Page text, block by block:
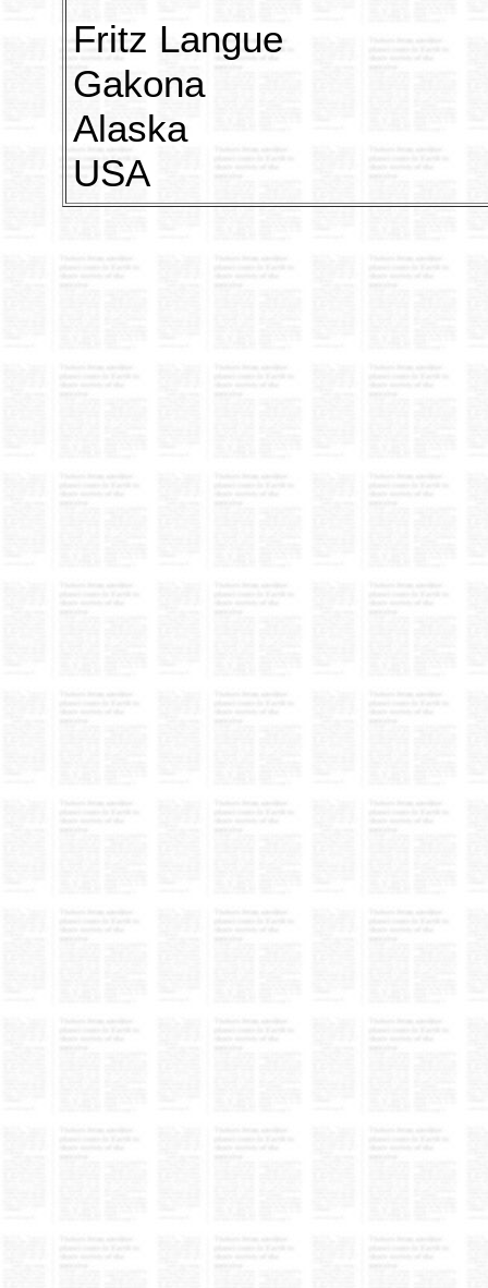
Fritz Langue
Gakona
Alaska
USA